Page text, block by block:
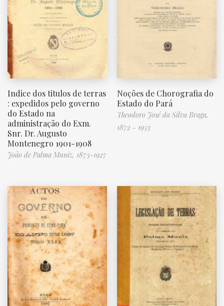
Indice dos titulos de terras
: expedidos pelo governo
do Estado na
administração do Exm.
Snr. Dr. Augusto
Montenegro 1901-1908
João de Palma Muniz, 1873-1927
Noções de Chorografia do
Estado do Pará
Theodoro José da Silva Braga,
1872 - 1953